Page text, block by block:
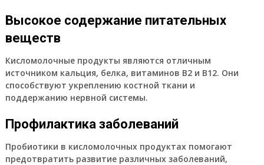
Высокое содержание питательных
веществ
Кисломолочные продукты являются отличным
источником кальция, белка, витаминов В2 и В12. Они
способствуют укреплению костной ткани и
поддержанию нервной системы.
Профилактика заболеваний
Пробиотики в кисломолочных продуктах помогают
предотвратить развитие различных заболеваний,